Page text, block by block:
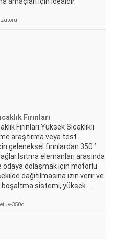
Fırınları
Fırınları Yüksek Sıcaklıklı
araştırma veya test
geleneksel fırınlardan 350 °
elemanları arasında
odaya dolaşmak için motorlu
dağıtılmasına izin verir ve
sistemi, yüksek...
350c